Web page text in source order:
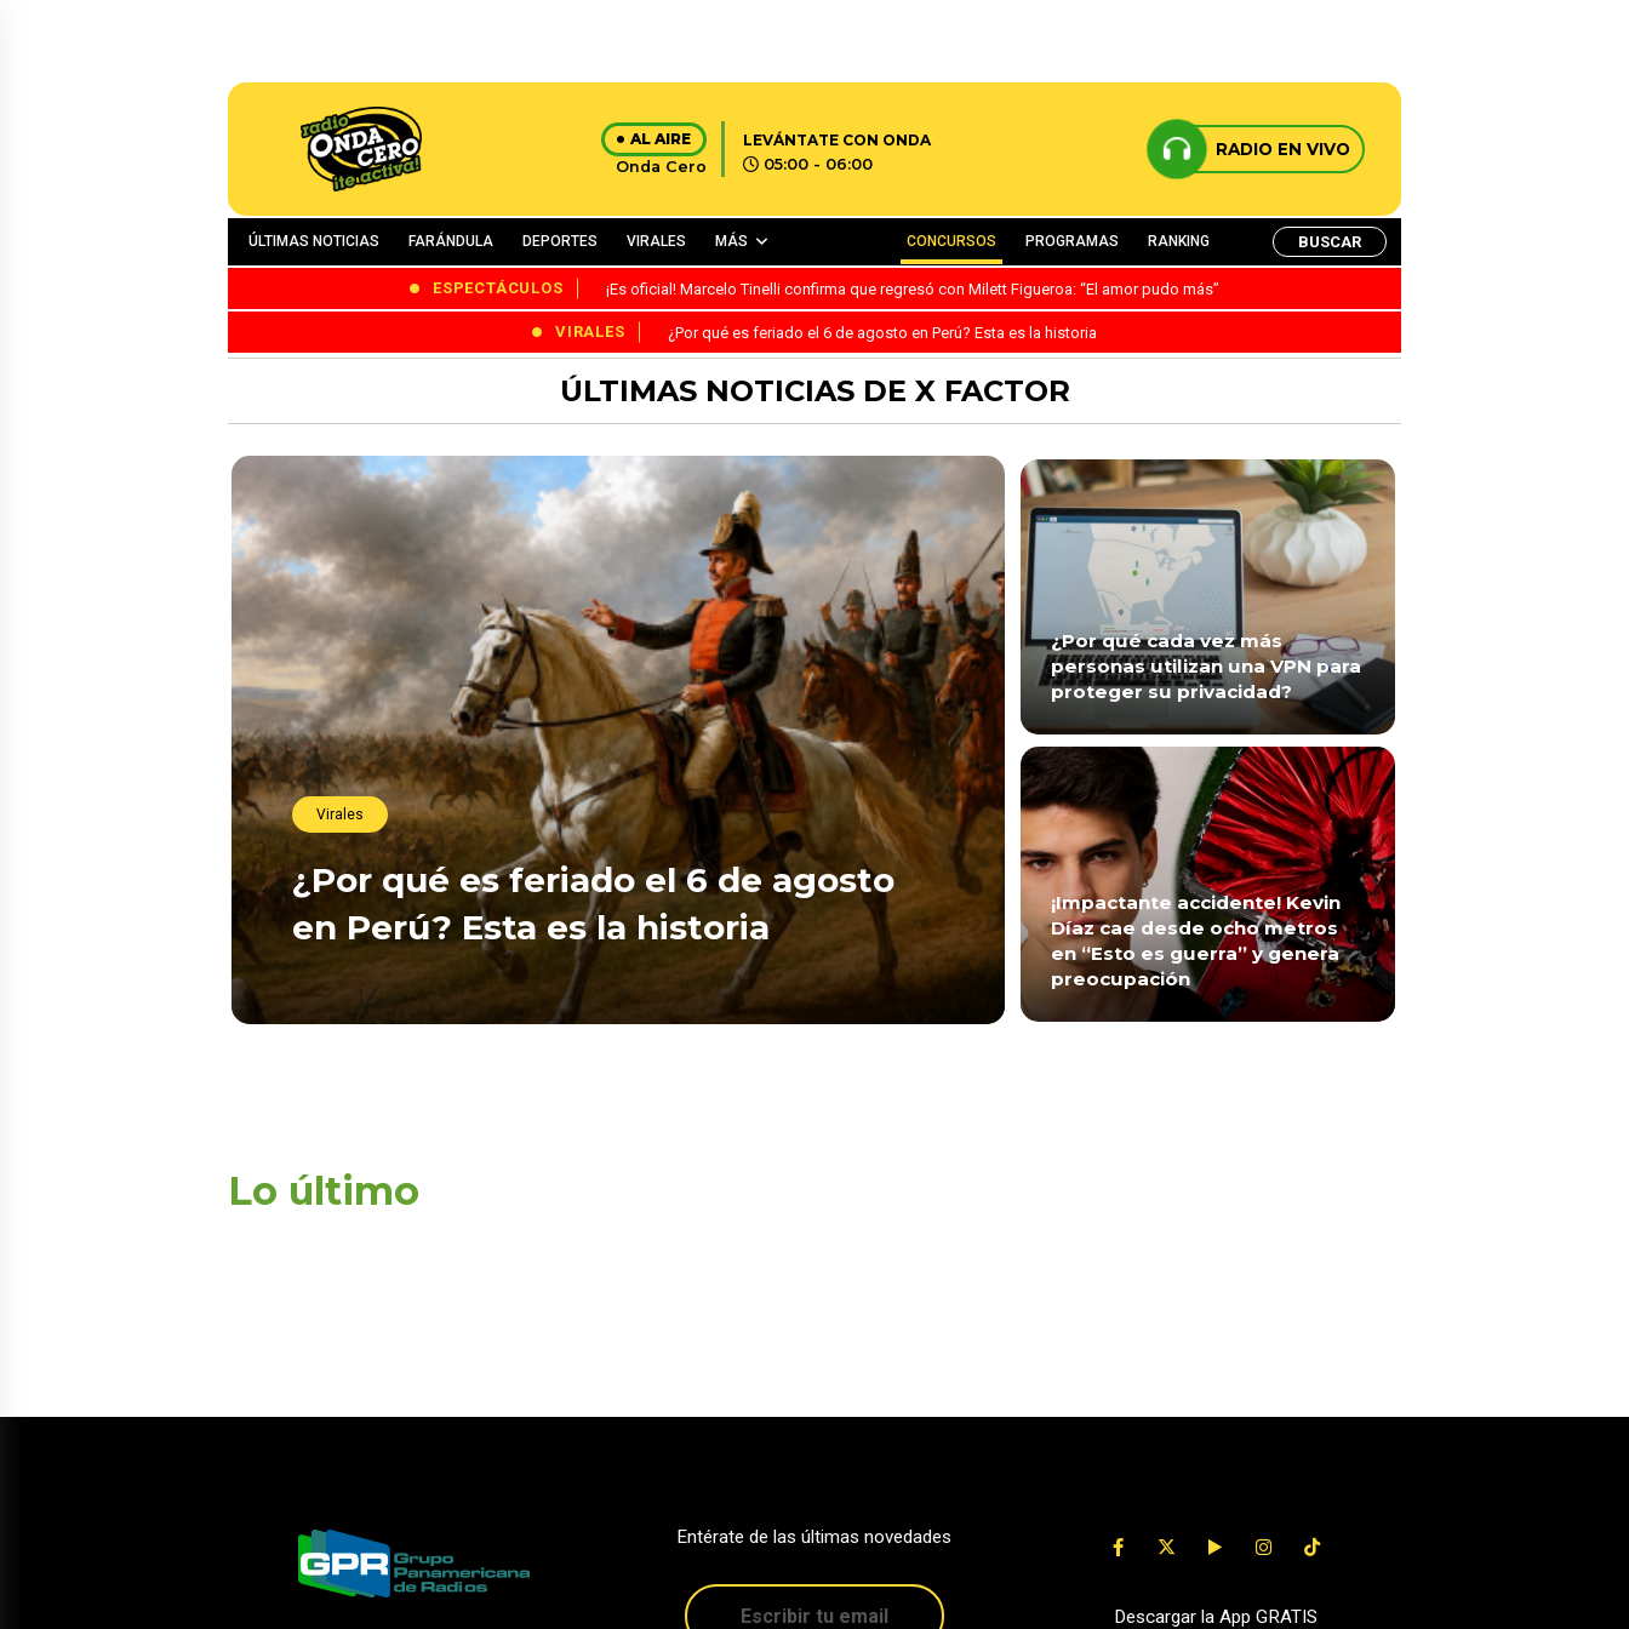
AL AIRE
Onda Cero
LEVÁNTATE CON ONDA
05:00 - 06:00
RADIO EN VIVO
ÚLTIMAS NOTICIAS FARÁNDULA DEPORTES VIRALES MÁS CONCURSOS PROGRAMAS RANKING BUSCAR
ESPECTÁCULOS ¡Es oficial! Marcelo Tinelli confirma que regresó con Milett Figueroa: “El amor pudo más”
VIRALES ¿Por qué es feriado el 6 de agosto en Perú? Esta es la historia
ÚLTIMAS NOTICIAS DE X FACTOR
Virales
¿Por qué es feriado el 6 de agosto
en Perú? Esta es la historia
¿Por qué cada vez más
personas utilizan una VPN para
proteger su privacidad?
¡Impactante accidente! Kevin
Díaz cae desde ocho metros
en “Esto es guerra” y genera
preocupación
Lo último
Entérate de las últimas novedades
Descargar la App GRATIS